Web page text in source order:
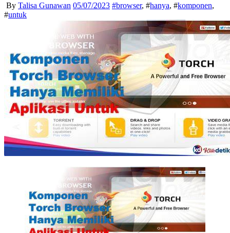
By Talisa Gunawan 05/07/2023 #browser, #hanya, #komponen,
#untuk